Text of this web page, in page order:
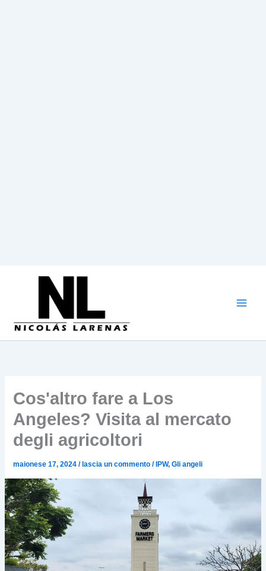
Cos'altro fare a Los
Angeles? Visita al mercato
degli agricoltori
maionese 17, 2024/ lascia un commento / IPW,Gli angeli